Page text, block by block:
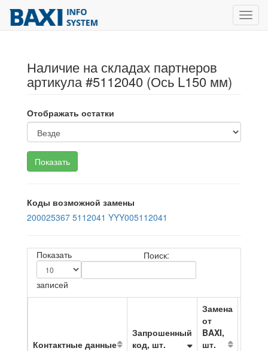
Наличие на складах партнеров
артикула #5112040 (Ось L150 мм)
Отображать остатки
Коды возможной замены
200025367 5112041 YYY005112041
Показать
записей
Поиск:
Контактные данные
Запрошенный
код, шт.
Замена
от
BAXI,
шт.